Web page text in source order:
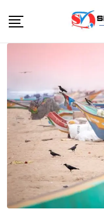
content